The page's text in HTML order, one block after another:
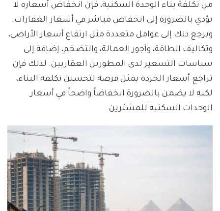
من تكلفة بناء الوحدة السكنية، فإن انخفاض أسعاره لا
يؤدي بالضرورة إلى انخفاض مباشر في أسعار العقارات.
ويرجع ذلك إلى عوامل متعددة مثل ارتفاع أسعار الأراضي،
وتكاليف الطاقة، وأجور العمالة، والتضخم، إضافة إلى
سياسات التسعير لدى المطورين العقاريين. لذلك فإن
تراجع أسعار الخردة يمثل فرصة لتحسين تكلفة البناء،
لكنه لا يضمن بالضرورة انخفاضاً واضحاً في أسعار
الوحدات السكنية للمشترين